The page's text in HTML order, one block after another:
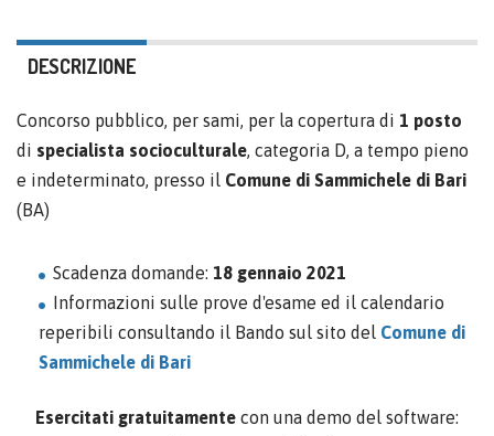
DESCRIZIONE
Concorso pubblico, per sami, per la copertura di 1 posto
di specialista socioculturale, categoria D, a tempo pieno
e indeterminato, presso il Comune di Sammichele di Bari
(BA)
Scadenza domande: 18 gennaio 2021
Informazioni sulle prove d'esame ed il calendario
reperibili consultando il Bando sul sito del Comune di
Sammichele di Bari
Esercitati gratuitamente con una demo del software: